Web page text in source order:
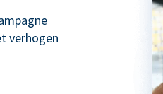
verhogen